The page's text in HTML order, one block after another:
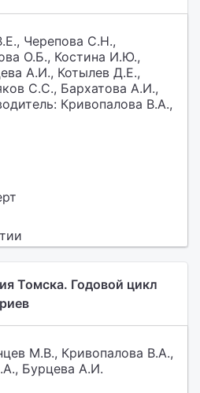
Черепова С.Н.,
О.Б., Костина И.Ю.,
А.И., Котылев Д.Е.,
С.С., Бархатова А.И.,
Кривопалова В.А.,
Томска. Годовой цикл
М.В., Кривопалова В.А.,
Бурцева А.И.